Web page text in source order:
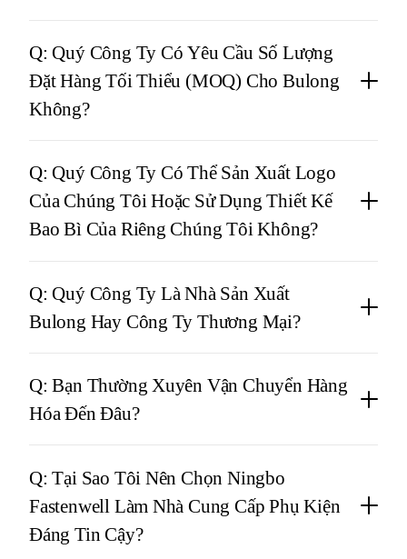
Q: Quý Công Ty Có Yêu Cầu Số Lượng
Đặt Hàng Tối Thiểu (MOQ) Cho Bulong
Không?
Q: Quý Công Ty Có Thể Sản Xuất Logo
Của Chúng Tôi Hoặc Sử Dụng Thiết Kế
Bao Bì Của Riêng Chúng Tôi Không?
Q: Quý Công Ty Là Nhà Sản Xuất
Bulong Hay Công Ty Thương Mại?
Q: Bạn Thường Xuyên Vận Chuyển Hàng
Hóa Đến Đâu?
Q: Tại Sao Tôi Nên Chọn Ningbo
Fastenwell Làm Nhà Cung Cấp Phụ Kiện
Đáng Tin Cậy?